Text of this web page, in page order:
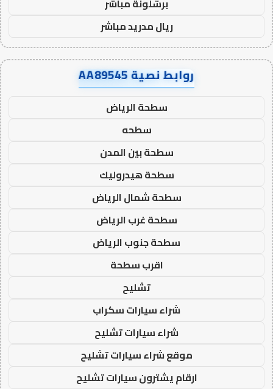
ريال مدريد مباشر
روابط نصية AA89545
سطحة الرياض
سطحه
سطحة بين المدن
سطحة هيدروليك
سطحة شمال الرياض
سطحة غرب الرياض
سطحة جنوب الرياض
اقرب سطحة
تشليح
شراء سيارات سكراب
شراء سيارات تشليح
موقع شراء سيارات تشليح
ارقام يشترون سيارات تشليح